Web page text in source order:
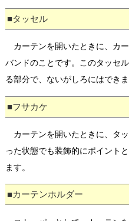
■タッセル
カーテンを開いたときに、カ
バンドのことです。このタッセ
る部分で、ないがしろにはできま
■フサカケ
カーテンを開いたときに、タ
った状態でも装飾的にポイント
ます。
■カーテンホルダー